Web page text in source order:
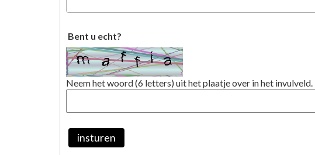
Bent u echt?
Neem het woord (6 letters) uit het plaatje over in het invulveld.
insturen